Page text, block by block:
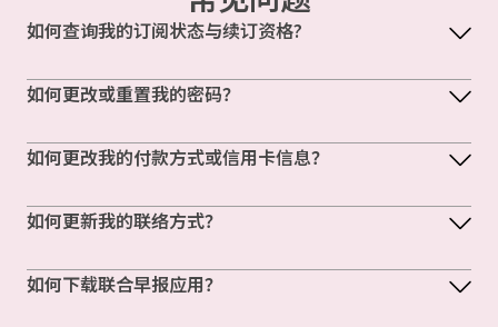
如何查询我的订阅状态与续订资格?
如何更改或重置我的密码？
如何更改我的付款方式或信用卡信息？
如何更新我的联络方式？
如何下载联合早报应用？